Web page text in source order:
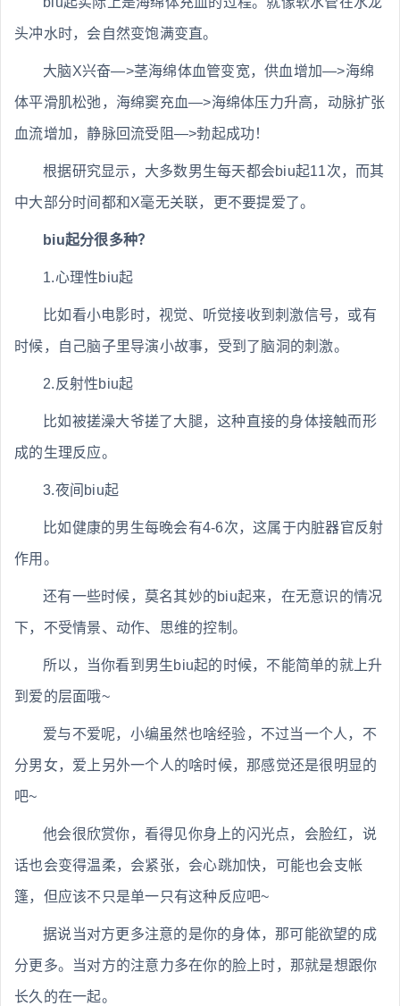
头冲水时，会自然变饱满变直。
大脑X兴奋—>茎海绵体血管变宽，供血增加—>海绵
体平滑肌松弛，海绵窦充血—>海绵体压力升高，动脉扩张
血流增加，静脉回流受阻—>勃起成功！
根据研究显示，大多数男生每天都会biu起11次，而其
中大部分时间都和X毫无关联，更不要提爱了。
biu起分很多种？
1.心理性biu起
比如看小电影时，视觉、听觉接收到刺激信号，或有
时候，自己脑子里导演小故事，受到了脑洞的刺激。
2.反射性biu起
比如被搓澡大爷搓了大腿，这种直接的身体接触而形
成的生理反应。
3.夜间biu起
比如健康的男生每晚会有4-6次，这属于内脏器官反射
作用。
还有一些时候，莫名其妙的biu起来，在无意识的情况
下，不受情景、动作、思维的控制。
所以，当你看到男生biu起的时候，不能简单的就上升
到爱的层面哦~
爱与不爱呢，小编虽然也啥经验，不过当一个人，不
分男女，爱上另外一个人的啥时候，那感觉还是很明显的
吧~
他会很欣赏你，看得见你身上的闪光点，会脸红，说
话也会变得温柔，会紧张，会心跳加快，可能也会支帐
篷，但应该不只是单一只有这种反应吧~
据说当对方更多注意的是你的身体，那可能欲望的成
分更多。当对方的注意力多在你的脸上时，那就是想跟你
长久的在一起。